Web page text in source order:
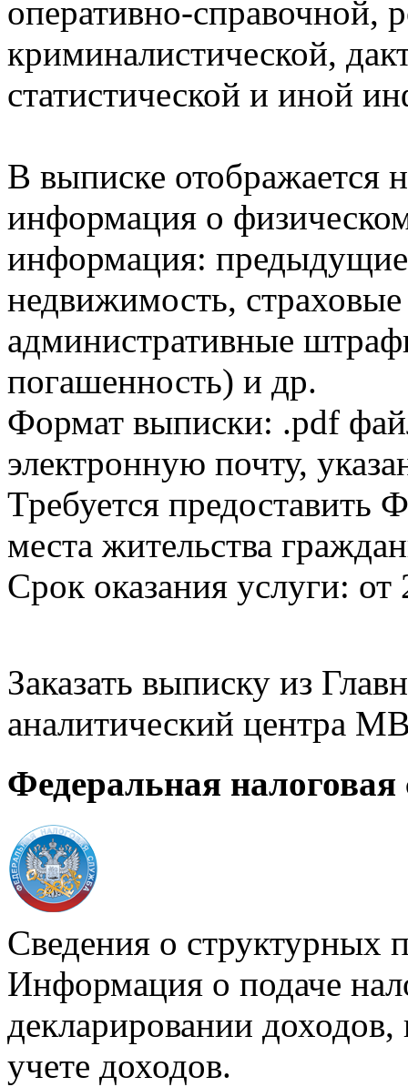
оперативно-справочной,
криминалистической,
статистической и иной
В выписке отображается
информация о
информация:
недвижимость,
административные
погашенность) и др.
Формат выписки: .pdf
электронную почту,
Требуется
места жительства
Срок оказания услуги: от
Заказать выписку из
аналитический центра
Федеральная налоговая
Сведения о структурных
Информация о подаче
декларировании доходов,
учете доходов.